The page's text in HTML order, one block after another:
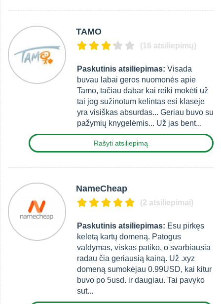
TAMO
(16 atsiliepimų)
Paskutinis atsiliepimas: Visada
buvau labai geros nuomonės apie
Tamo, tačiau dabar kai reiki mokėti už
tai jog sužinotum kelintas esi klasėje
yra visiškas absurdas... Geriau buvo su
pažymių knygelėmis... Už jas bent...
Rašyti atsiliepimą
NameCheap
(2 atsiliepimai)
Paskutinis atsiliepimas: Esu pirkęs
keletą kartų domeną. Patogus
valdymas, viskas patiko, o svarbiausia
radau čia geriausią kainą. Už .xyz
domeną sumokėjau 0.99USD, kai kitur
buvo po 5usd. ir daugiau. Tai pavyko
sut...